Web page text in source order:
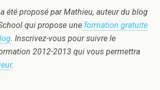
été proposé par Mathieu, auteur du blog
qui propose une formation gratuite
. Inscrivez-vous pour suivre le
2012-2013 qui vous permettra
.